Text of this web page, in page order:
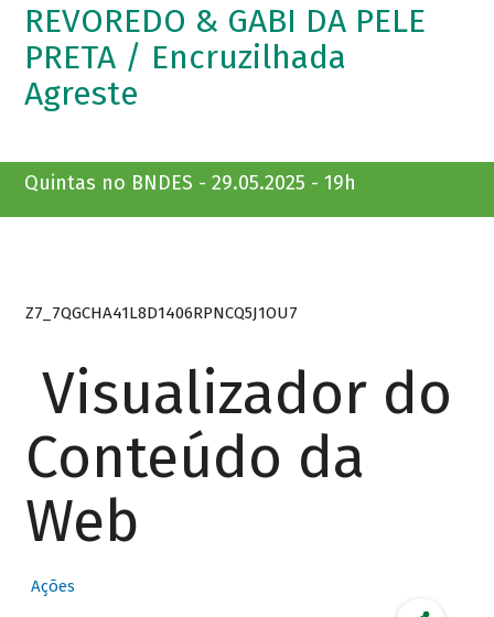
REVOREDO & GABI DA PELE
PRETA / Encruzilhada
Agreste
Quintas no BNDES - 29.05.2025 - 19h
Z7_7QGCHA41L8D1406RPNCQ5J1OU7
Visualizador do
Conteúdo da
Web
Ações